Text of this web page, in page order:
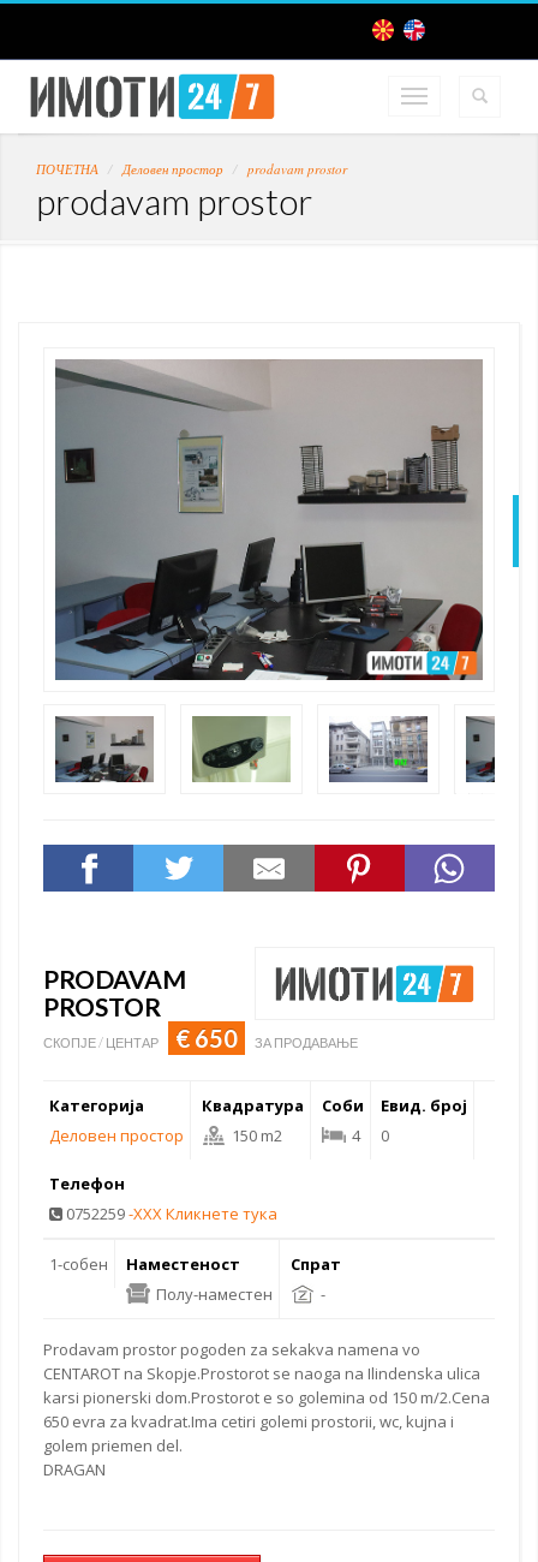
ПОЧЕТНА Деловен простор prodavam prostor
prodavam prostor
PRODAVAM
PROSTOR
СКОПЈЕ / ЦЕНТАР € 650 ЗА ПРОДАВАЊЕ
Категорија
Деловен простор
Квадратура
150 m2
Соби
4
Евид. број
0
Телефон
0752259-XXX Кликнете тука
1-собен
Наместеност
Полу-наместен
Спрат
-
Prodavam prostor pogoden za sekakva namena vo
CENTAROT na Skopje.Prostorot se naoga na Ilindenska ulica
karsi pionerski dom.Prostorot e so golemina od 150 m/2.Cena
650 evra za kvadrat.Ima cetiri golemi prostorii, wc, kujna i
golem priemen del.
DRAGAN